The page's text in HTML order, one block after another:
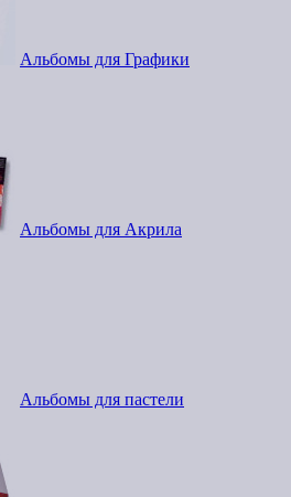
Альбомы для Графики
Альбомы для Акрила
Альбомы для пастели